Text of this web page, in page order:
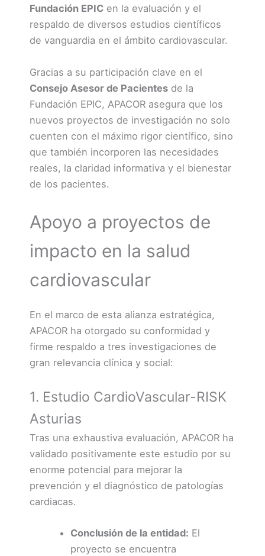
Fundación EPIC en la evaluación y el
respaldo de diversos estudios científicos
de vanguardia en el ámbito cardiovascular.
Gracias a su participación clave en el
Consejo Asesor de Pacientes de la
Fundación EPIC, APACOR asegura que los
nuevos proyectos de investigación no solo
cuenten con el máximo rigor científico, sino
que también incorporen las necesidades
reales, la claridad informativa y el bienestar
de los pacientes.
Apoyo a proyectos de
impacto en la salud
cardiovascular
En el marco de esta alianza estratégica,
APACOR ha otorgado su conformidad y
firme respaldo a tres investigaciones de
gran relevancia clínica y social:
1. Estudio CardioVascular-RISK
Asturias
Tras una exhaustiva evaluación, APACOR ha
validado positivamente este estudio por su
enorme potencial para mejorar la
prevención y el diagnóstico de patologías
cardiacas.
Conclusión de la entidad: El
proyecto se encuentra